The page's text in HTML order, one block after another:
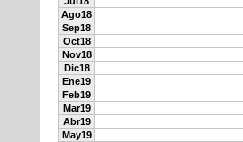
Ago18
Sep18
Oct18
Nov18
Dic18
Ene19
Feb19
Mar19
Abr19
May19